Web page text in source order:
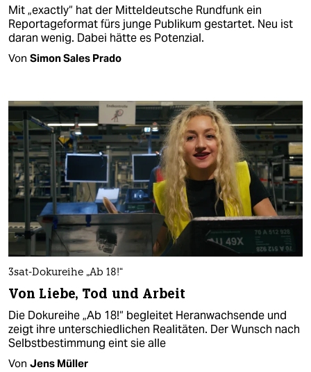
Mit „exactly“ hat der Mitteldeutsche Rundfunk ein
Reportage­format fürs junge Publikum gestartet. Neu ist
daran wenig. Dabei hätte es Potenzial.
Von Simon Sales Prado
3sat-Dokureihe „Ab 18!“
Von Liebe, Tod und Arbeit
Die Dokureihe „Ab 18!“ begleitet Heranwachsende und
zeigt ihre unterschiedlichen Realitäten. Der Wunsch nach
Selbstbestimmung eint sie alle
Von Jens Müller